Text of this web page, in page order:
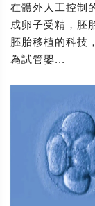
在體外人工控制
成卵子受精，胚
胚胎移植的科技
為試管嬰...